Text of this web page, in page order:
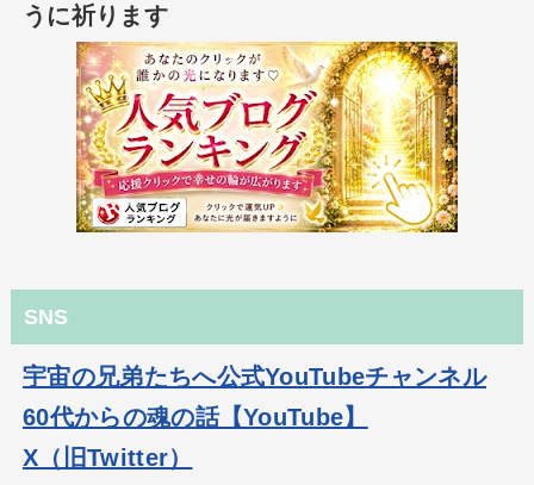
うに祈ります
SNS
宇宙の兄弟たちへ公式YouTubeチャンネル
60代からの魂の話【YouTube】
X（旧Twitter）